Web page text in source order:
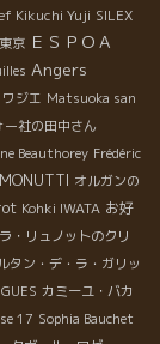
Kikuchi Yuji SILEX
京 ＥＳＰＯＡ
Angers
ジエ Matsuoka san
ー社の田中さん
Beauthorey Frédéric
オルガンの
Kohki IWATA お好
ラ・リュノットのクリ
タン・デ・ラ・ガリッ
カミーユ・バカ
17 Sophia Bauchet